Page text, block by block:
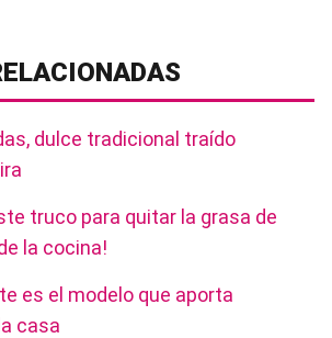
dulce tradicional traído
truco para quitar la grasa de
la cocina!
es el modelo que aporta
casa